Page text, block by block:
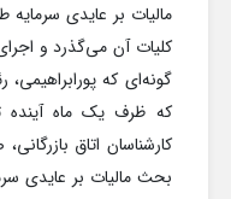
مالیات بر عایدی
کلیات آن می‌گذرد و
گونه‌ای که
که ظرف یک ماه آینده
کارشناسان اتاق
بحث مالیات بر عایدی